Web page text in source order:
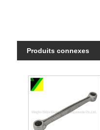
Produits connexes